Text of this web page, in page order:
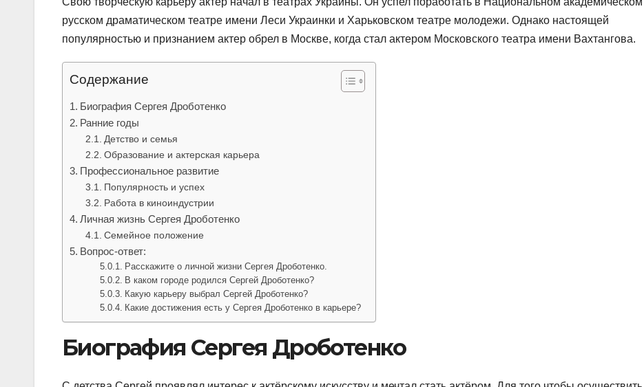
русском драматическом театре имени Леси Украинки и Харьковском театре молодежи. Однако настоящей
популярностью и признанием актер обрел в Москве, когда стал актером Московского театра имени Вахтангова.
Содержание
Биография Сергея Дроботенко
Ранние годы
Детство и семья
Образование и актерская карьера
Профессиональное развитие
Популярность и успех
Работа в киноиндустрии
Личная жизнь Сергея Дроботенко
Семейное положение
Вопрос-ответ:
Расскажите о личной жизни Сергея Дроботенко.
В каком городе родился Сергей Дроботенко?
Какую карьеру выбрал Сергей Дроботенко?
Какие достижения есть у Сергея Дроботенко в карьере?
Биография Сергея Дроботенко